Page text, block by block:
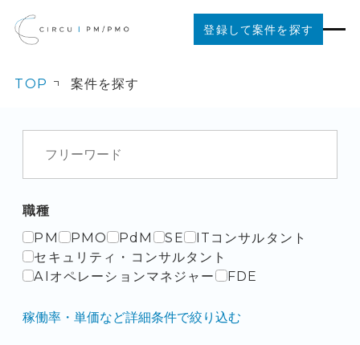
登録して案件を探す
ご利用の流れ
お役立ちコンテンツ
法人の方はこちら
TOP 案件を探す
職種
PM
PMO PdM SE
ITコンサルタント
セキュリティ・コンサルタント
AIオペレーションマネジャー
FDE
稼働率・単価など詳細条件で絞り込む